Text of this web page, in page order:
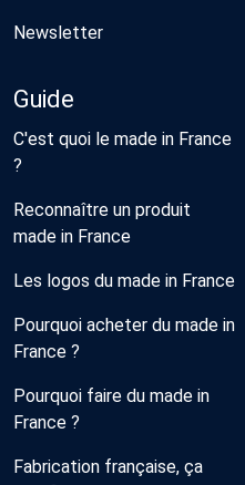
Newsletter
Guide
C'est quoi le made in France
?
Reconnaître un produit
made in France
Les logos du made in France
Pourquoi acheter du made in
France ?
Pourquoi faire du made in
France ?
Fabrication française, ça